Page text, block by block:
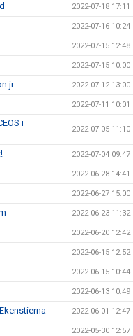
2022-07-18 17:11
2022-07-16 10:24
2022-07-15 12:48
2022-07-15 10:00
jr 2022-07-12 13:00
2022-07-11 10:01
i
2022-07-05 11:10
2022-07-04 09:47
2022-06-28 14:41
2022-06-27 15:00
2022-06-23 11:32
2022-06-20 12:42
2022-06-15 12:52
2022-06-15 10:44
2022-06-13 10:49
2022-06-01 12:47
2022-05-30 12:57